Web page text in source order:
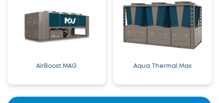
AirBoost MAG Aqua Thermal Max